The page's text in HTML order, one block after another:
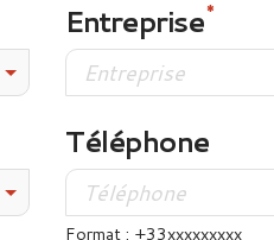
Entreprise
Téléphone
Format : +33xxxxxxxxx